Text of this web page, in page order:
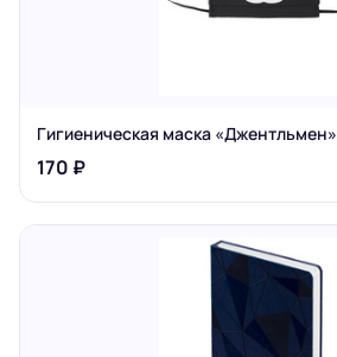
Гигиеническая маска «Джентльмен»
170 ₽